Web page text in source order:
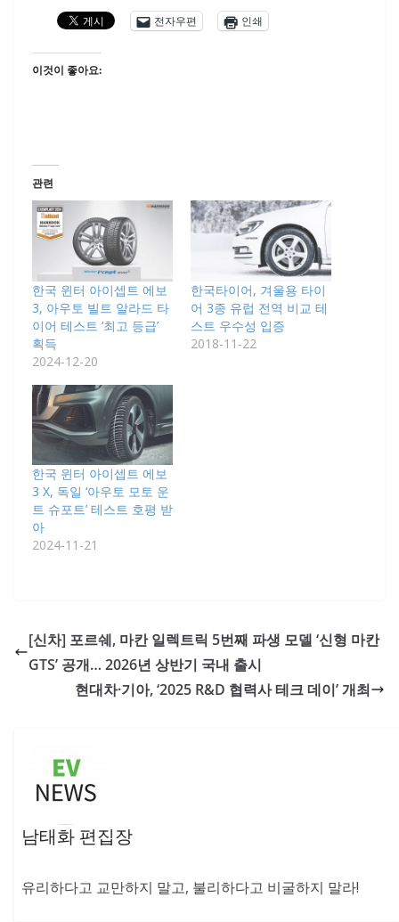
전자우편
인쇄
이것이 좋아요:
관련
한국 윈터 아이셉트 에보
3, 아우토 빌트 알라드 타
이어 테스트 ‘최고 등급’
획득
2024-12-20
한국타이어, 겨울용 타이
어 3종 유럽 전역 비교 테
스트 우수성 입증
2018-11-22
한국 윈터 아이셉트 에보
3 X, 독일 ‘아우토 모토 운
트 슈포트’ 테스트 호평 받
아
2024-11-21
[신차] 포르쉐, 마칸 일렉트릭 5번째 파생 모델 ‘신형 마칸
GTS’ 공개… 2026년 상반기 국내 출시
현대차·기아, ‘2025 R&D 협력사 테크 데이’ 개최
남태화 편집장
유리하다고 교만하지 말고, 불리하다고 비굴하지 말라!